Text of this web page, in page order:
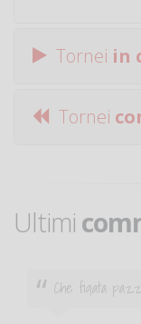
Tornei in
Tornei
Ultimi
Ciao. Sono a
giocare. Se